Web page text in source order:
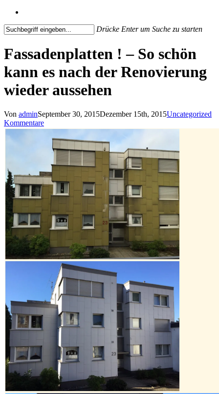
Drücke Enter um Suche zu starten
Search
Fassadenplatten ! – So schön
kann es nach der Renovierung
wieder aussehen
Von adminSeptember 30, 2015Dezember 15th, 2015Uncategorized
Kommentare